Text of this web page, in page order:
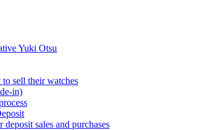
Yuki Otsu
sell their watches
in)
sales and purchases